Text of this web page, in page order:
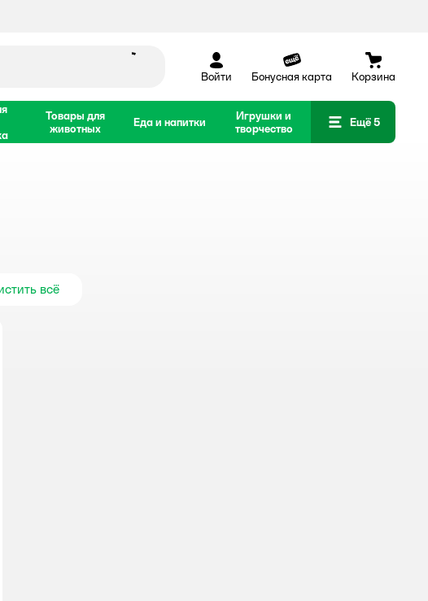
Войти Бонусная карта Корзина
Товары для
животных
Еда и напитки
Игрушки и
творчество
Ещё 5
всё